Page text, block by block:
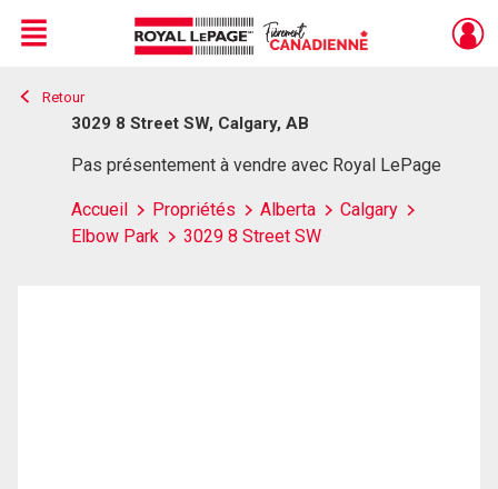
Live
En Direct
Menu
Retour
3029 8 Street SW, Calgary, AB
Pas présentement à vendre avec Royal LePage
Accueil Propriétés Alberta
Calgary
Elbow Park
3029 8 Street SW